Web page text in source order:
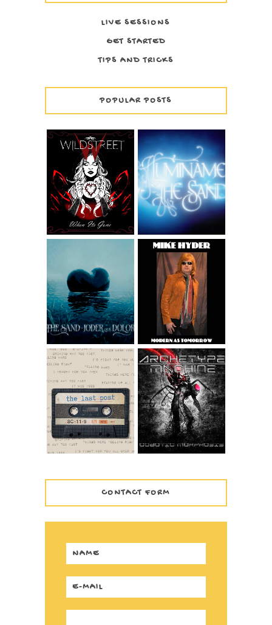
LIVE SESSIONS
GET STARTED
TIPS AND TRICKS
POPULAR POSTS
WILDSTREET -
WHEN IT'S GONE
THE SAND -
ILUMÍNAME
THE SAND - JODER
QUÉ DOLOR
MIKE HYDER -
GOOD FEELING
FROM THE ALBUM
MODERN AS
TOMORROW
WIDESCREEN
VERSION
THE LAST POST –
1999
ARCHETYPE
MACHINE -
COBOTIC
MORPHOSIS
CONTACT FORM